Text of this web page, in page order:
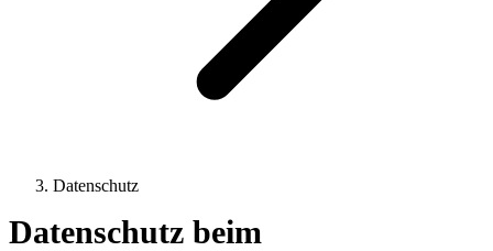
Datenschutz
Datenschutz beim